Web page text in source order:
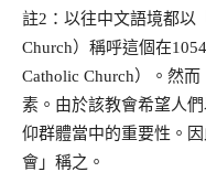
註2：以往中文語境都以
Church）稱呼這個在
Catholic Church）。然
素。由於該教會希望人
仰群體當中的重要性。
會」稱之。